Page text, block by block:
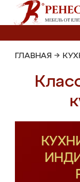
ГЛАВНАЯ →